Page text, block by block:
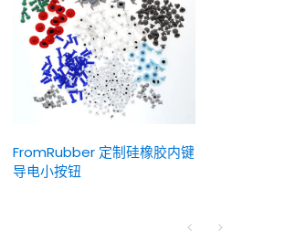
FromRubber 定制硅橡胶内键
导电小按钮